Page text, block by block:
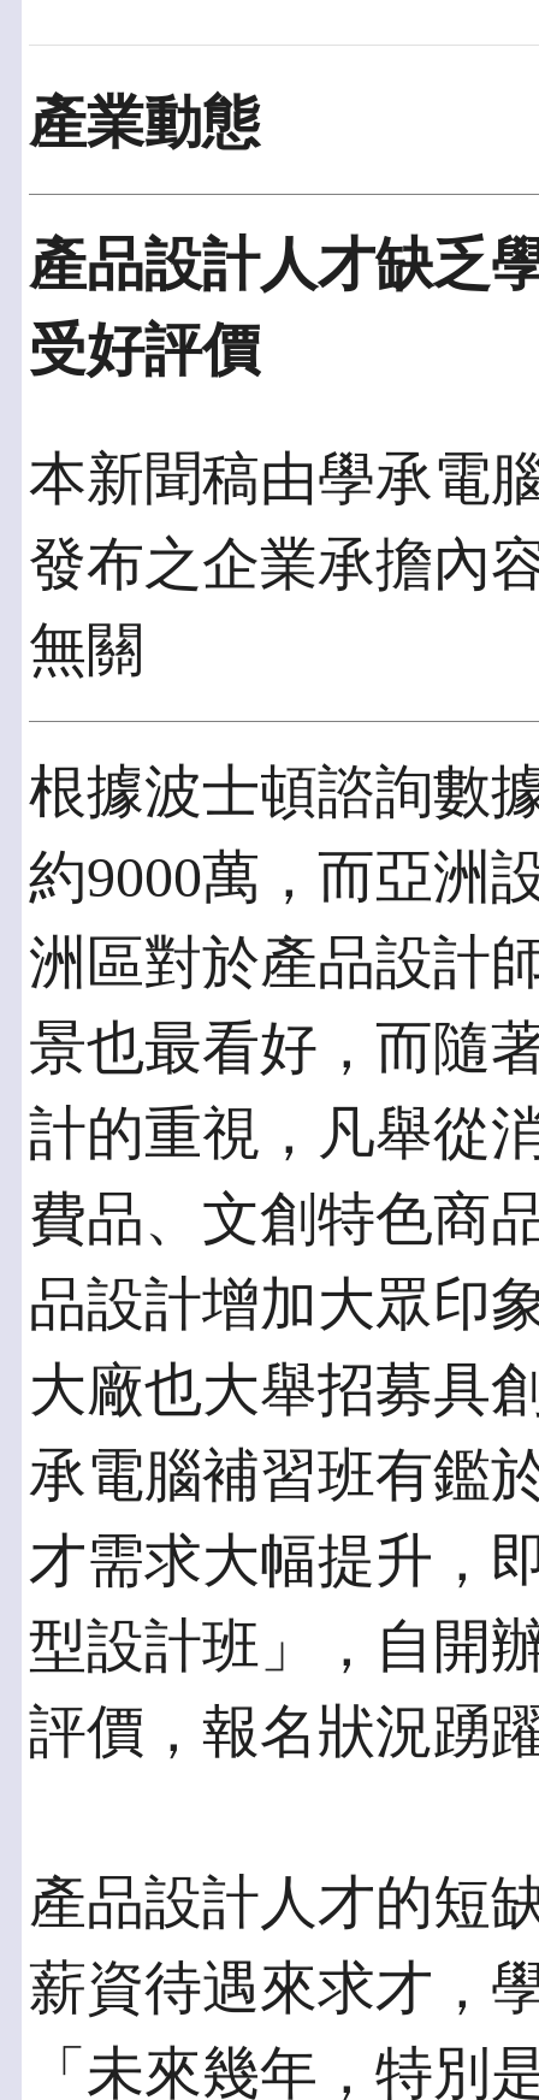
產業動態
產品設計人才缺乏
受好評價
本新聞稿由學承電
發布之企業承擔內
無關
根據波士頓諮詢數
約9000萬，而亞洲
洲區對於產品設計
景也最看好，而隨
計的重視，凡舉從
費品、文創特色商
品設計增加大眾印
大廠也大舉招募具
承電腦補習班有鑑
才需求大幅提升，
型設計班」，自開
評價，報名狀況踴
產品設計人才的短
薪資待遇來求才，
「未來幾年，特別